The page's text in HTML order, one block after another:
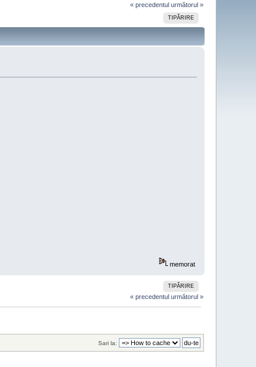
« precedentul următorul »
TIPĂRIRE
memorat
TIPĂRIRE
« precedentul următorul »
Sari la: